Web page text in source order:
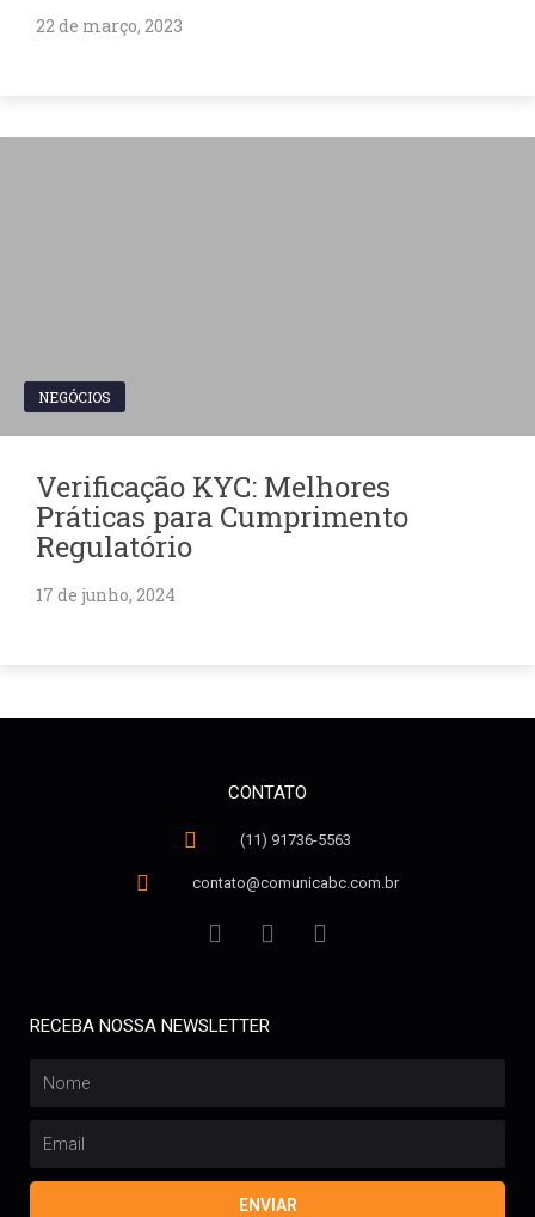
22 de março, 2023
NEGÓCIOS
Verificação KYC: Melhores
Práticas para Cumprimento
Regulatório
17 de junho, 2024
CONTATO
(11) 91736-5563
contato@comunicabc.com.br
RECEBA NOSSA NEWSLETTER
ENVIAR